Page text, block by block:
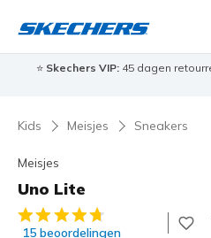
⭐ Skechers VIP:45 dagen
Kids Meisjes Sneakers
Meisjes
Uno Lite
5 van de 5
15 beoordelingen